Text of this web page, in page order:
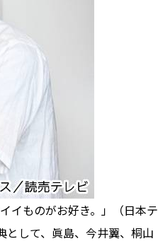
イものがお好き。」（日本テ
として、眞島、今井翼、桐山